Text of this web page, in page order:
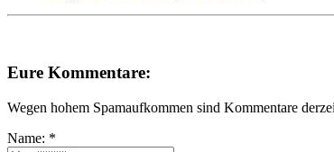
Eure Kommentare:
Wegen hohem Spamaufkommen sind Kommentare
Name: *